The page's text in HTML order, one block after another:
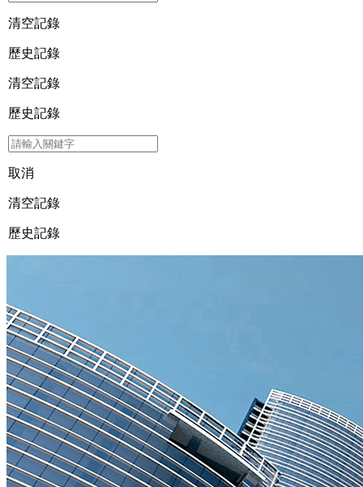
清空記錄
歷史記錄
清空記錄
歷史記錄
取消
清空記錄
歷史記錄